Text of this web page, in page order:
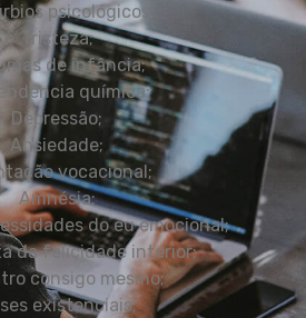
psicológicos;
Tristeza;
de infância;
química;
Depressão;
Ansiedade;
vocacional;
Amnésia;
do eu emocional;
da felicidade interior;
consigo mesmo;
existenciais;